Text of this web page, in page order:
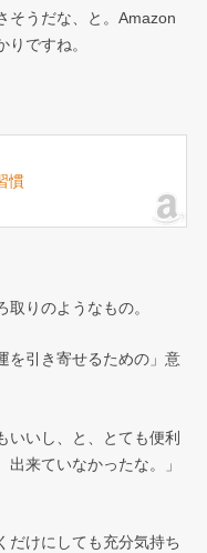
そうだな、と。Amazon
ですね。
慣
りのようなもの。
を引き寄せるための」意
いいし、と、とても便利
来ていなかったな。」
だけにしても充分気持ち